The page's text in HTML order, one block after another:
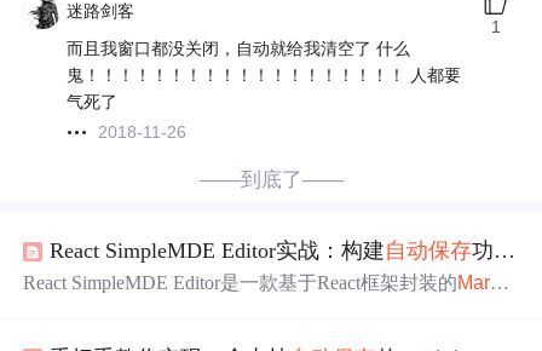
迷路剑客
而且我窗口都没关闭，自动就给我清空了 什么
鬼！！！！！！！！！！！！！！！！！！！ 人都要
气死了
2018-11-26
1
——到底了——
React SimpleMDE Editor实战：构建自动保存功能的
React SimpleMDE Editor是一款基于React框架封装的Markd